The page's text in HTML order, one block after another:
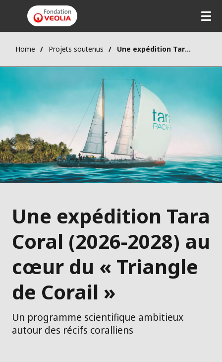
Home Projets soutenus Une expédition Tara Coral (2026-2028) au cœur du « Triangle de Corail »
Une expédition Tara
Coral (2026-2028) au
cœur du « Triangle
de Corail »
Un programme scientifique ambitieux
autour des récifs coralliens